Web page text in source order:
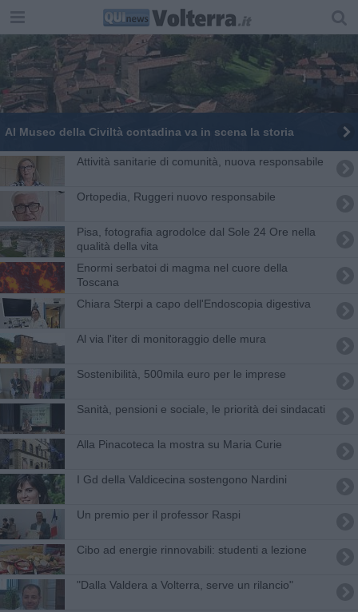
Al Museo della Civiltà contadina va in scena la storia
Attività sanitarie di comunità, nuova responsabile
Ortopedia, Ruggeri nuovo responsabile
Pisa, fotografia agrodolce dal Sole 24 Ore nella
qualità della vita
Enormi serbatoi di magma nel cuore della
Toscana
Chiara Sterpi a capo dell'Endoscopia digestiva
Al via l'iter di monitoraggio delle mura
Sostenibilità, 500mila euro per le imprese
Sanità, pensioni e sociale, le priorità dei sindacati
Alla Pinacoteca la mostra su Maria Curie
I Gd della Valdicecina sostengono Nardini
Un premio per il professor Raspi
Cibo ad energie rinnovabili: studenti a lezione
"Dalla Valdera a Volterra, serve un rilancio"